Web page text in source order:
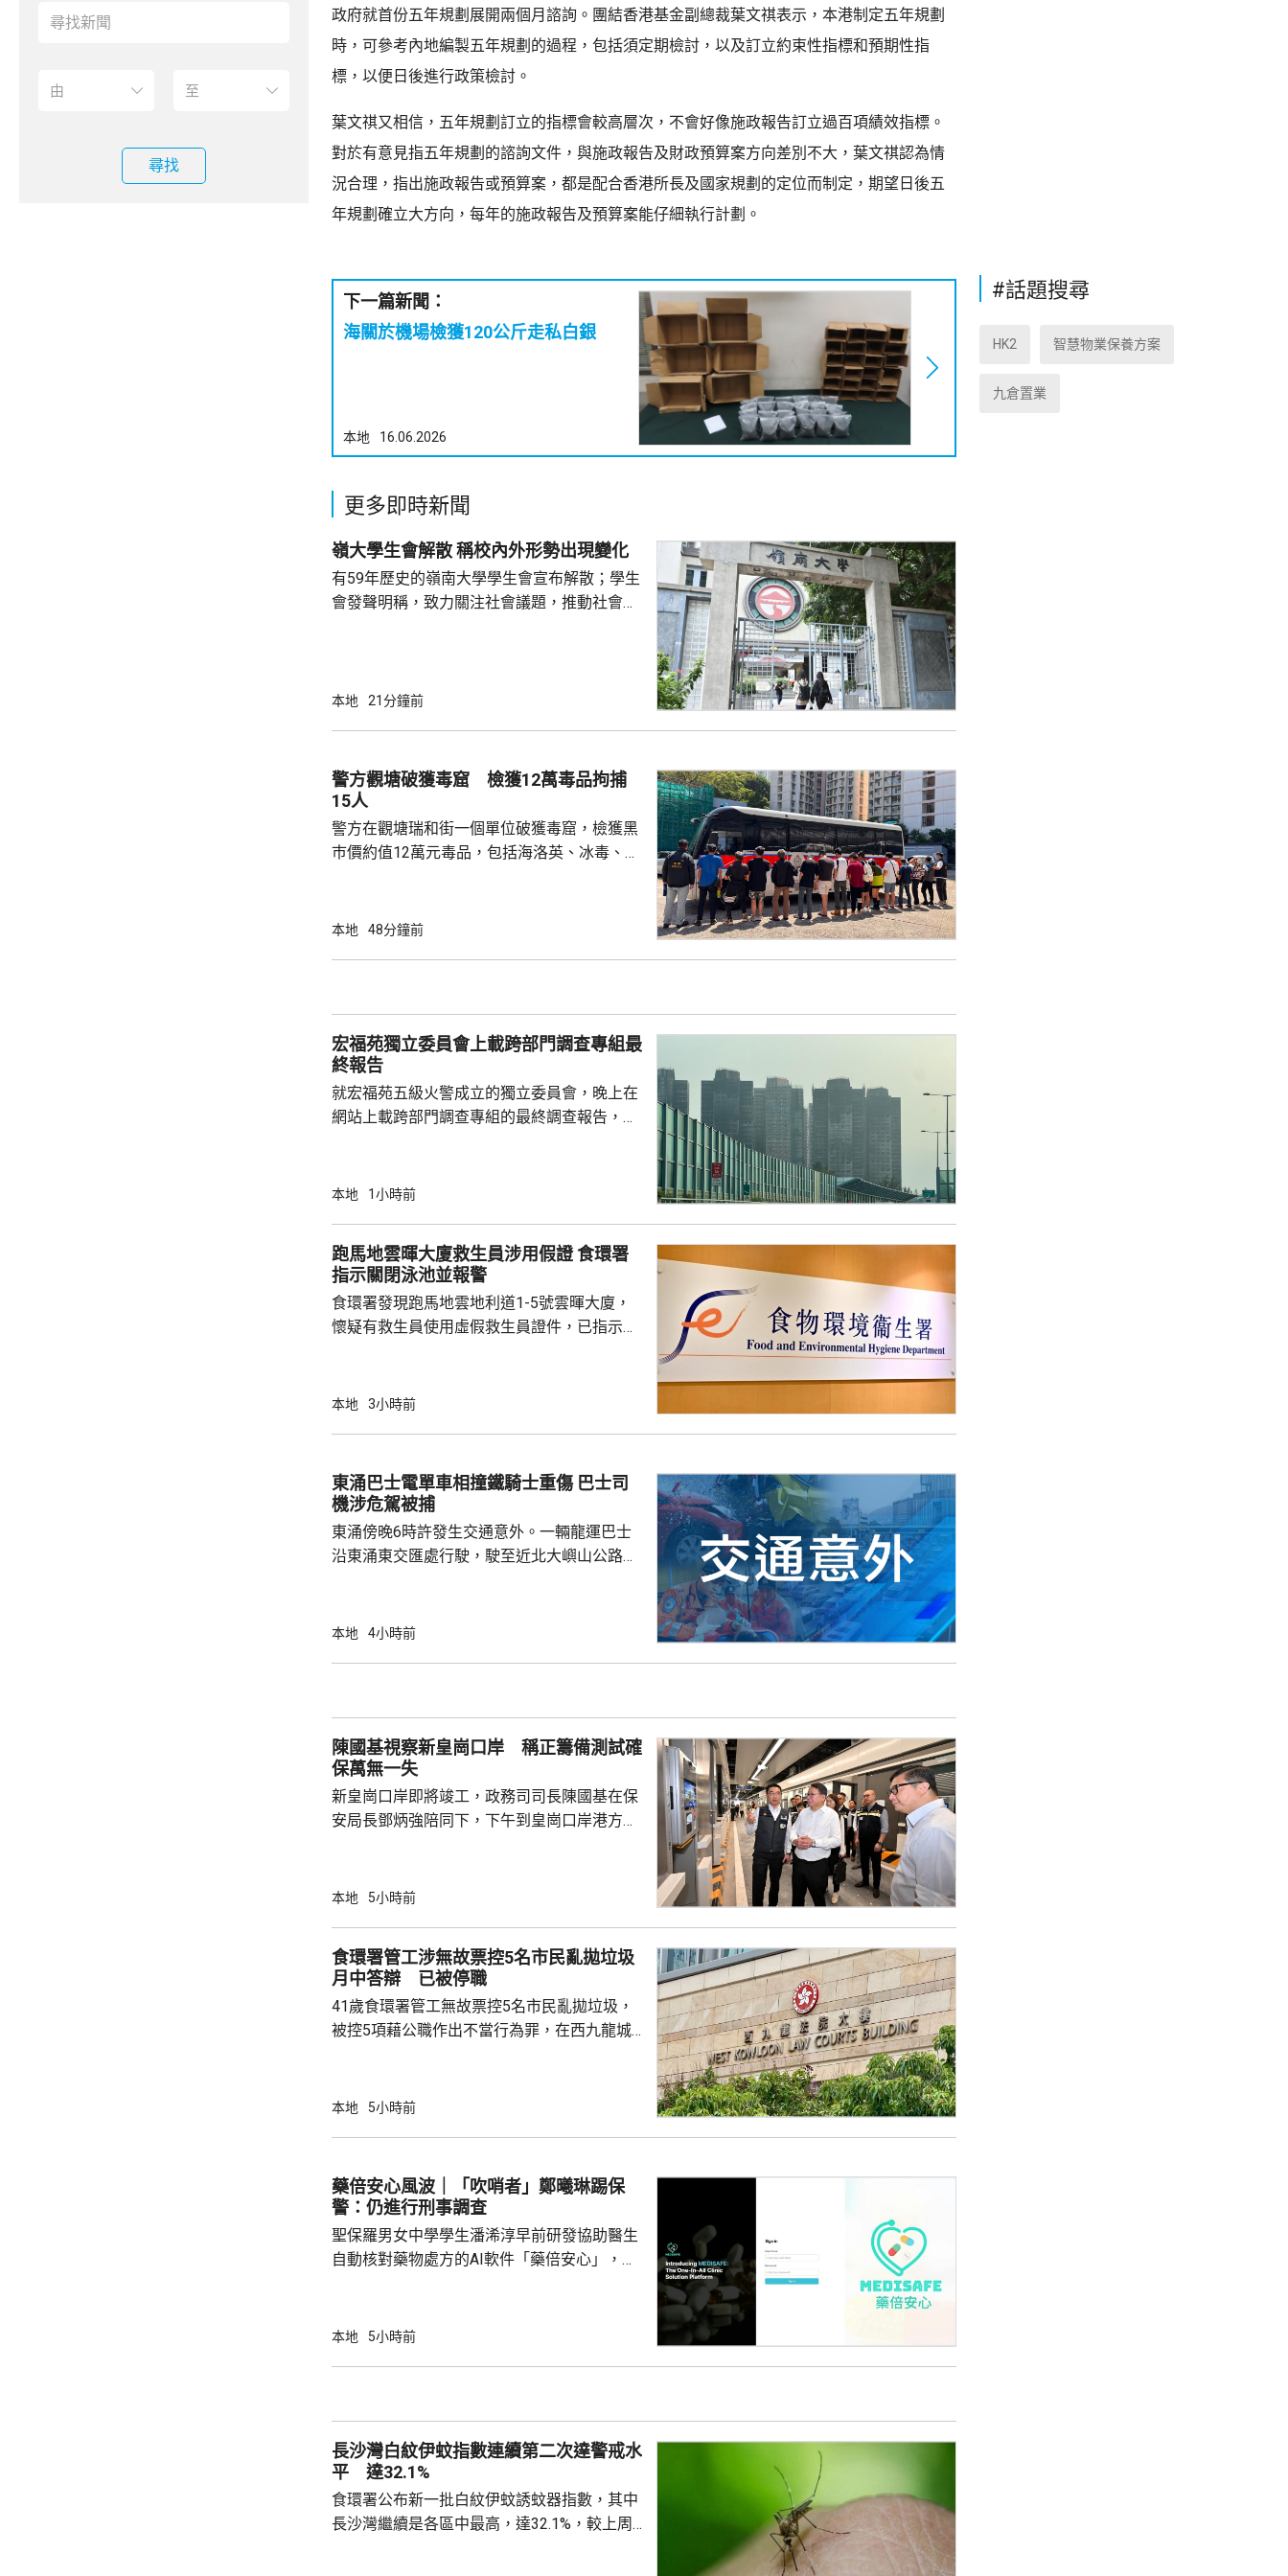
尋找
政府就首份五年規劃展開兩個月諮詢。團結香港基金副總裁葉文祺表示，本港制定五年規劃
時，可參考內地編製五年規劃的過程，包括須定期檢討，以及訂立約束性指標和預期性指
標，以便日後進行政策檢討。
葉文祺又相信，五年規劃訂立的指標會較高層次，不會好像施政報告訂立過百項績效指標。
對於有意見指五年規劃的諮詢文件，與施政報告及財政預算案方向差別不大，葉文祺認為情
況合理，指出施政報告或預算案，都是配合香港所長及國家規劃的定位而制定，期望日後五
年規劃確立大方向，每年的施政報告及預算案能仔細執行計劃。
下一篇新聞：
海關於機場檢獲120公斤走私白銀
本地 16.06.2026
更多即時新聞
嶺大學生會解散 稱校內外形勢出現變化
有59年歷史的嶺南大學學生會宣布解散；學生
會發聲明稱，致力關注社會議題，推動社會進
承認學生會，導致學生會無法在校內提供服
生會完全失去運作空間。 對於近年多間院校學
生會相繼解散，他認為是學界以至...
本地 21分鐘前
警方觀塘破獲毒窟 檢獲12萬毒品拘捕
15人
警方在觀塘瑞和街一個單位破獲毒窟，檢獲黑
巿價約值12萬元毒品，包括海洛英、冰毒、含
營毒窟及販運危險藥物，另外13男1女，年齡
本地 48分鐘前
宏福苑獨立委員會上載跨部門調查專組最
終報告
就宏福苑五級火警成立的獨立委員會，晚上在
網站上載跨部門調查專組的最終調查報告，指
高達2米，包括安全網，以及遮蓋窗戶的發泡
能是意外事故，起因很可能是點燃的煙蒂燒著
起火地點的可燃物料。現場並發現兩個煙蒂。
今場火災造成168人喪生，79人...
本地 1小時前
跑馬地雲暉大廈救生員涉用假證 食環署
指示關閉泳池並報警
食環署發現跑馬地雲地利道1-5號雲暉大廈，
懷疑有救生員使用虛假救生員證件，已指示泳
資料，今日收到核實結果，發現一名昨日在屋
疑未按法例提供足夠合資格救生員，會考慮向
泳池持牌人提出檢控。 食環署表示，今年至頭
上月底，對逾1400個持牌私人...
本地 3小時前
東涌巴士電單車相撞鐵騎士重傷 巴士司
機涉危駕被捕
東涌傍晚6時許發生交通意外。一輛龍運巴士
沿東涌東交匯處行駛，駛至近北大嶼山公路出
體多處受傷，昏迷送往北大嶼山醫院治理。
駕駛職務，派員到醫院慰問傷者，並會配合警
方調查事故原因。
本地 4小時前
陳國基視察新皇崗口岸 稱正籌備測試確
保萬無一失
新皇崗口岸即將竣工，政務司司長陳國基在保
安局長鄧炳強陪同下，下午到皇崗口岸港方口
跨部門工作小組，正籌備綜合營運測試、公共
蓋約20個類別、超過100個不同規模的演練和
測試，循序漸進提升口岸負荷，並在每次測試
後即時跟進問題，又要求小組必須以...
本地 5小時前
食環署管工涉無故票控5名市民亂拋垃圾
月中答辯 已被停職
41歲食環署管工無故票控5名市民亂拋垃圾，
被控5項藉公職作出不當行為罪，在西九龍城
銳，案發時為食環署深水埗區環境衞生辦事處
圾，告票未有妥善送達，部分人被票控時甚至
不在港，令他們被追討罰款、遭通緝和拘捕。
本地 5小時前
藥倍安心風波｜「吹哨者」鄭曦琳踢保
警：仍進行刑事調查
聖保羅男女中學學生潘浠淳早前研發協助醫生
自動核對藥物處方的AI軟件「藥倍安心」，去
意下披露個人資料並造成指明傷害，被警方拘
續時，拒絕繼續保釋候查，又說案件的刑事調
查仍在進行中，被捕人拒絕保釋候查，...
本地 5小時前
長沙灣白紋伊蚊指數連續第二次達警戒水
平 達32.1%
食環署公布新一批白紋伊蚊誘蚊器指數，其中
長沙灣繼續是各區中最高，達32.1%，較上周
#話題搜尋
HK2 智慧物業保養方案
九倉置業